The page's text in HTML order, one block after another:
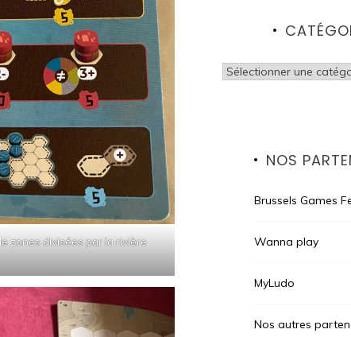
zones divisées par la rivière
Catégories
NOS
Brussels Games
Wanna play
MyLudo
Nos autres